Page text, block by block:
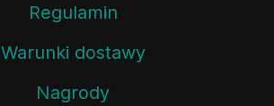
Regulamin
Warunki dostawy
Nagrody